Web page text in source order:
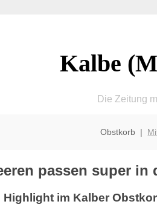
Kalbe
Die Zeitung
Obstkorb |
passen super in
im Kalber